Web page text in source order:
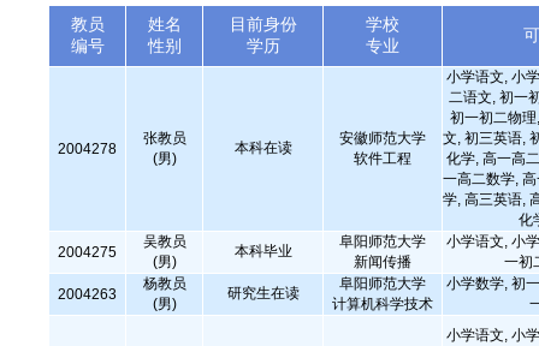
教员
编号
姓名
性别
目前身份
学历
学校
专业
2004278
张教员
(男)
本科在读
安徽师范大学
软件工程
小学语文, 小
二语文, 初一
初一初二物
文, 初三英语,
化学, 高一高
一高二数学,
学, 高三英语,
化
2004275
吴教员
(男)
本科毕业
阜阳师范大学
新闻传播
小学语文, 小
一初
2004263
杨教员
(男)
研究生在读
阜阳师范大学
计算机科学技术
小学数学, 初
小学语文, 小